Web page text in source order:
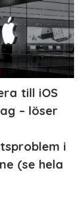
till iOS
– löser
i
(se hela